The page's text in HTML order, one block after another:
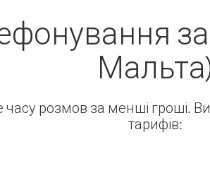
розмов за менші гроші.
тарифів: